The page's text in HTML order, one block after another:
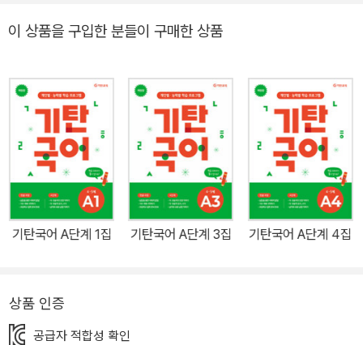
쑥쑥! 교과서에서 다루는 지문 이외의 풍부하고 다채로운 글감을 접
다. ● 읽기·말하기·쓰기·문법의 균형 잡힌 학습 읽기 학습뿐만 아니라
다양한 방법으로 말하고, 국어의 기본 원리를 정확하게 알고 논리적
으로 표현하는 쓰기 학습에 이르기까지 균형적인 국어 학습이 될 수
있도록 도와줍니다. ● 창의력 문제로 독창적인 사고력이 반짝! 문제
의 상황에서 머무르는 것이 아니라 다른 상황이나 새로운 아이디어를
펼칠 수 있는 창의력 문제를 수록하여 창의적이고 독특한 발상을 할
수 있도록 했습니다. ● 서술형 문제로 글쓰기와 논술력이 쑥쑥! 단순
한 주관식 문제에서 벗어나 줄거리 요약하기, 다음 문장 이어 쓰기 등
● 매일매일 꾸준하게, 자신감 UP!! 한 달에 한 권, 한 주에 5일의 일
정 분량 학습을 습관화할 수 있는 구성을 갖추었습니다.
이 상품을 구입한 분들이 구매한 상품
기탄국어 A단계 1집 기탄국어 A단계 3집 기탄국어 A단계 4집
상품 인증
공급자 적합성 확인